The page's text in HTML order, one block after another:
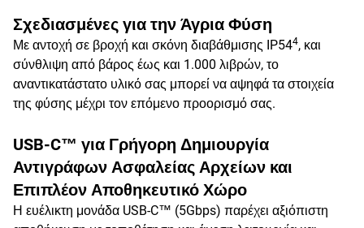
Σχεδιασμένες για την Άγρια Φύση
Με αντοχή σε βροχή και σκόνη διαβάθμισης IP544, και
σύνθλιψη από βάρος έως και 1.000 λιβρών, το
αναντικατάστατο υλικό σας μπορεί να αψηφά τα στοιχεία
της φύσης μέχρι τον επόμενο προορισμό σας.
USB-C™ για Γρήγορη Δημιουργία
Αντιγράφων Ασφαλείας Αρχείων και
Επιπλέον Αποθηκευτικό Χώρο
Η ευέλικτη μονάδα USB-C™ (5Gbps) παρέχει αξιόπιστη